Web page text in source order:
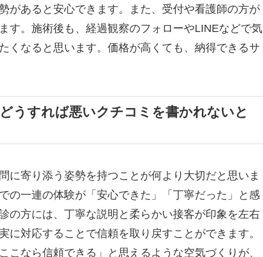
があると安心できます。また、受付や看護師の方が
す。施術後も、経過観察のフォローやLINEなどで気
くなると思います。価格が高くても、納得できるサ
うすれば悪いクチコミを書かれないと
に寄り添う姿勢を持つことが何より大切だと思いま
の一連の体験が「安心できた」「丁寧だった」と感
の方には、丁寧な説明と柔らかい接客が印象を左右
に対応することで信頼を取り戻すことができます。
なら信頼できる」と思えるような空気づくりが、